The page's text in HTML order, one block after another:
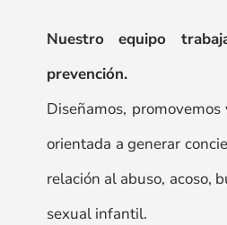
Nuestro equipo
prevención.
Diseñamos,
orientada a generar
relación al abuso, acoso,
sexual infantil.